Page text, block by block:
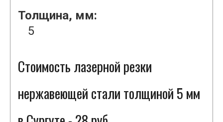
Толщина, мм:
5
Стоимость лазерной резки
нержавеющей стали толщиной 5 мм